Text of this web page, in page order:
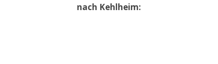
nach Kehlheim: